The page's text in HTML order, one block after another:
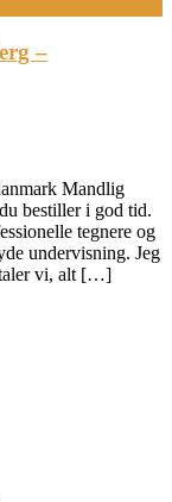
–
Mandlig
bestiller i god tid.
tegnere og
undervisning. Jeg
vi, alt […]